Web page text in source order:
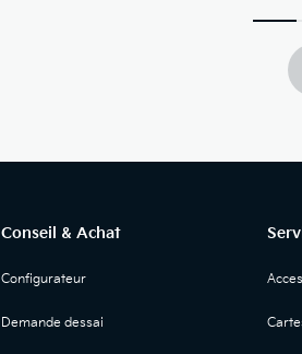
Conseil & Achat
Configurateur
Demande dessai